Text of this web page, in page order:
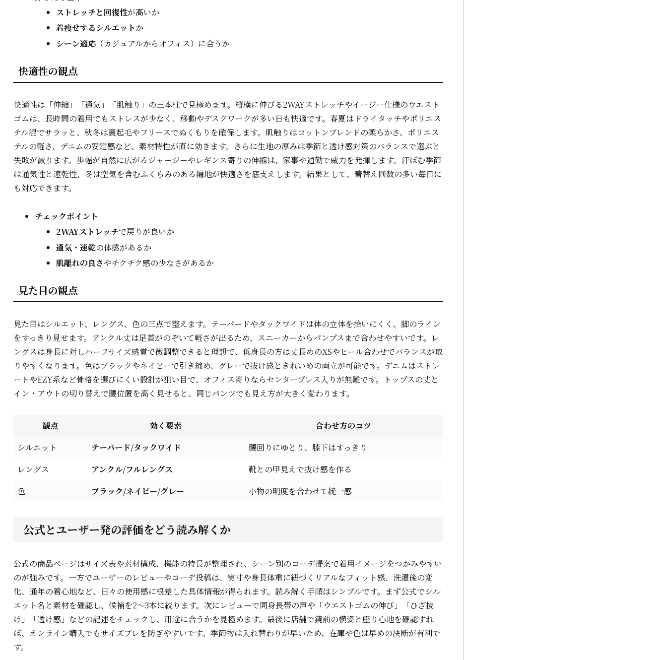
ストレッチと回復性が高いか
着痩せするシルエットか
シーン適応 （カジュアルからオフィス）に合うか
快適性の観点
快適性は「伸縮」「通気」「肌触り」の三本柱で見極めます。縦横に伸びる2WAYストレッチやイージー仕様のウエスト
ゴムは、長時間の着用でもストレスが少なく、移動やデスクワークが多い日も快適です。春夏はドライタッチやポリエス
テル混でサラッと、秋冬は裏起毛やフリースでぬくもりを確保します。肌触りはコットンブレンドの柔らかさ、ポリエス
テルの軽さ、デニムの安定感など、素材特性が直に効きます。さらに生地の厚みは季節と透け感対策のバランスで選ぶと
失敗が減ります。歩幅が自然に広がるジャージーやレギンス寄りの伸縮は、家事や通勤で威力を発揮します。汗ばむ季節
は通気性と速乾性、冬は空気を含むふくらみのある編地が快適さを底支えします。結果として、着替え回数の多い毎日に
も対応できます。
チェックポイント
2WAYストレッチで戻りが良いか
通気・速乾の体感があるか
肌離れの良さやチクチク感の少なさがあるか
見た目の観点
見た目はシルエット、レングス、色の三点で整えます。テーパードやタックワイドは体の立体を拾いにくく、脚のライン
をすっきり見せます。アンクル丈は足首がのぞいて軽さが出るため、スニーカーからパンプスまで合わせやすいです。レ
ングスは身長に対しハーフサイズ感覚で微調整できると理想で、低身長の方は丈長めのXSやヒール合わせでバランスが取
りやすくなります。色はブラックやネイビーで引き締め、グレーで抜け感ときれいめの両立が可能です。デニムはストレ
ートやEZY系など骨格を選びにくい設計が狙い目で、オフィス寄りならセンタープレス入りが無難です。トップスの丈と
イン・アウトの切り替えで腰位置を高く見せると、同じパンツでも見え方が大きく変わります。
観点 効く要素
合わせ方のコツ
シルエット
テーパード/タックワイド
腰回りにゆとり、膝下はすっきり
レングス
アンクル/フルレングス
靴との甲見えで抜け感を作る
色
ブラック/ネイビー/グレー 小物の明度を合わせて統一感
公式とユーザー発の評価をどう読み解くか
公式の商品ページはサイズ表や素材構成、機能の特長が整理され、シーン別のコーデ提案で着用イメージをつかみやすい
のが強みです。一方でユーザーのレビューやコーデ投稿は、実寸や身長体重に紐づくリアルなフィット感、洗濯後の変
化、通年の着心地など、日々の使用感に根差した具体情報が得られます。読み解く手順はシンプルです。まず公式でシル
エット名と素材を確認し、候補を2〜3本に絞ります。次にレビューで同身長帯の声や「ウエストゴムの伸び」「ひざ抜
け」「透け感」などの記述をチェックし、用途に合うかを見極めます。最後に店舗で鏡前の横姿と座り心地を確認すれ
ば、オンライン購入でもサイズブレを防ぎやすいです。季節物は入れ替わりが早いため、在庫や色は早めの決断が有利で
す。